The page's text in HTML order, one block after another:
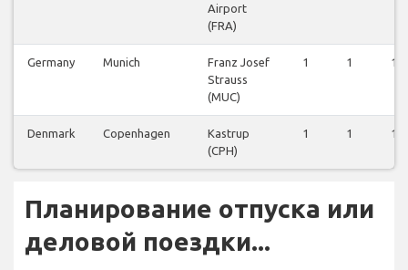
Airport
(FRA)
Germany Munich
Franz Josef
Strauss
(MUC)
1 1 1
Denmark Copenhagen
Kastrup
(CPH)
1 1 1
Планирование отпуска или
деловой поездки...